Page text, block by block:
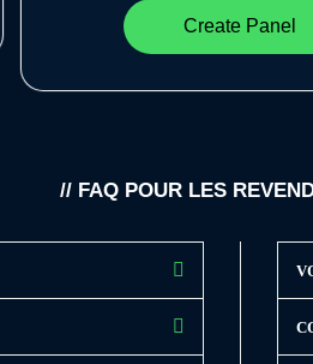
Create Panel
// FAQ POUR LES